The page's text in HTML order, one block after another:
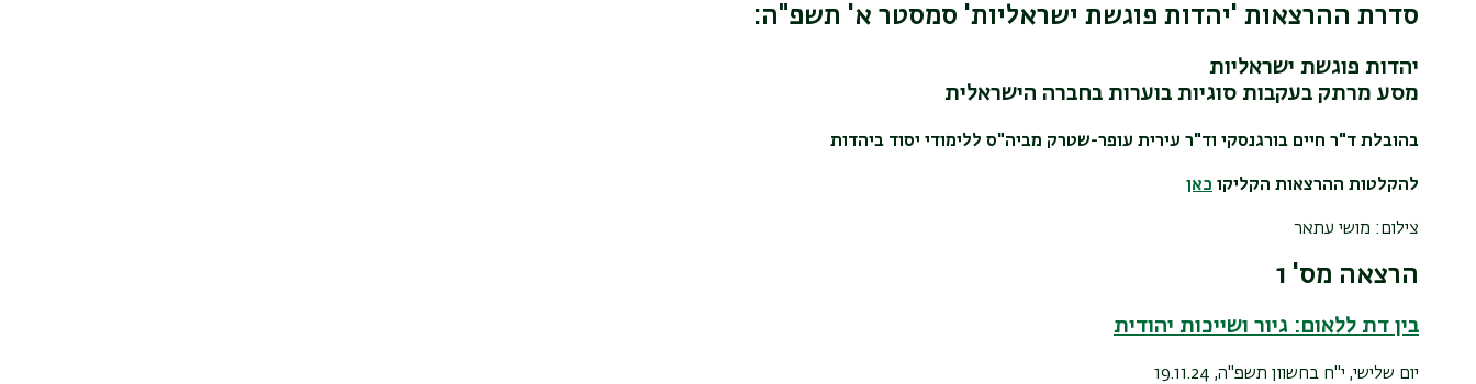
סדרת ההרצאות 'יהדות פוגשת ישראליות' סמסטר א' תשפ"ה:
יהדות פוגשת ישראליות
מסע מרתק בעקבות סוגיות בוערות בחברה הישראלית
בהובלת ד"ר חיים בורגנסקי וד"ר עירית עופר-שטרק מביה"ס ללימודי יסוד ביהדות
להקלטות ההרצאות הקליקו כאן
צילום: מושי עתאר
הרצאה מס' 1
בין דת ללאום: גיור ושייכות יהודית
יום שלישי, י"ח בחשוון תשפ"ה, 19.11.24